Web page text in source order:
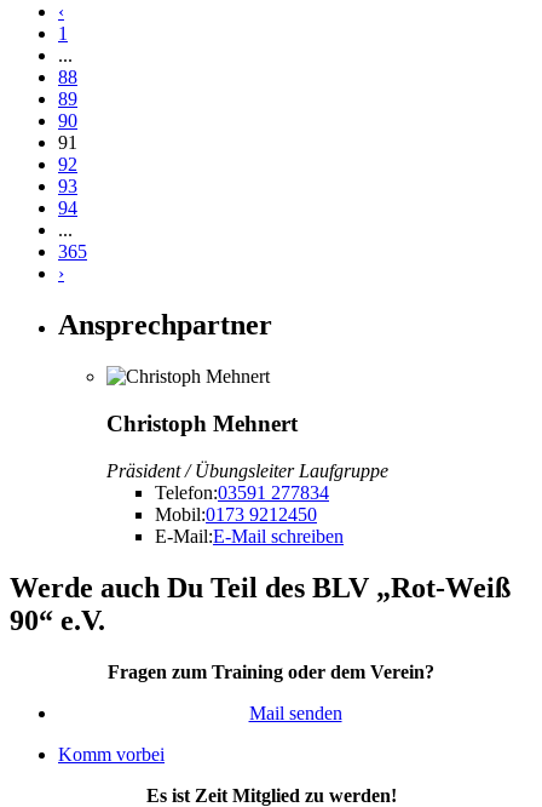
‹
1
...
88
89
90
91
92
93
94
...
365
›
Ansprechpartner
Christoph Mehnert
Präsident / Übungsleiter Laufgruppe
Telefon:03591 277834
Mobil:0173 9212450
E-Mail:E-Mail schreiben
Werde auch Du Teil des BLV „Rot-Weiß
90“ e.V.
Fragen zum Training oder dem Verein?
Mail senden
Komm vorbei
Es ist Zeit Mitglied zu werden!